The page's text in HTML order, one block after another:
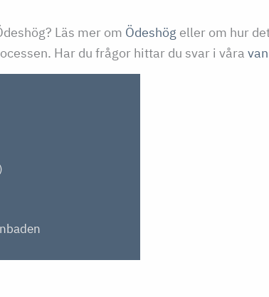
Läs mer om Ödeshög eller om hur
Har du frågor hittar du svar i våra